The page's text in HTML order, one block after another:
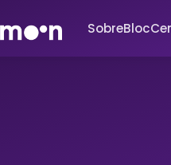
SobreBloc